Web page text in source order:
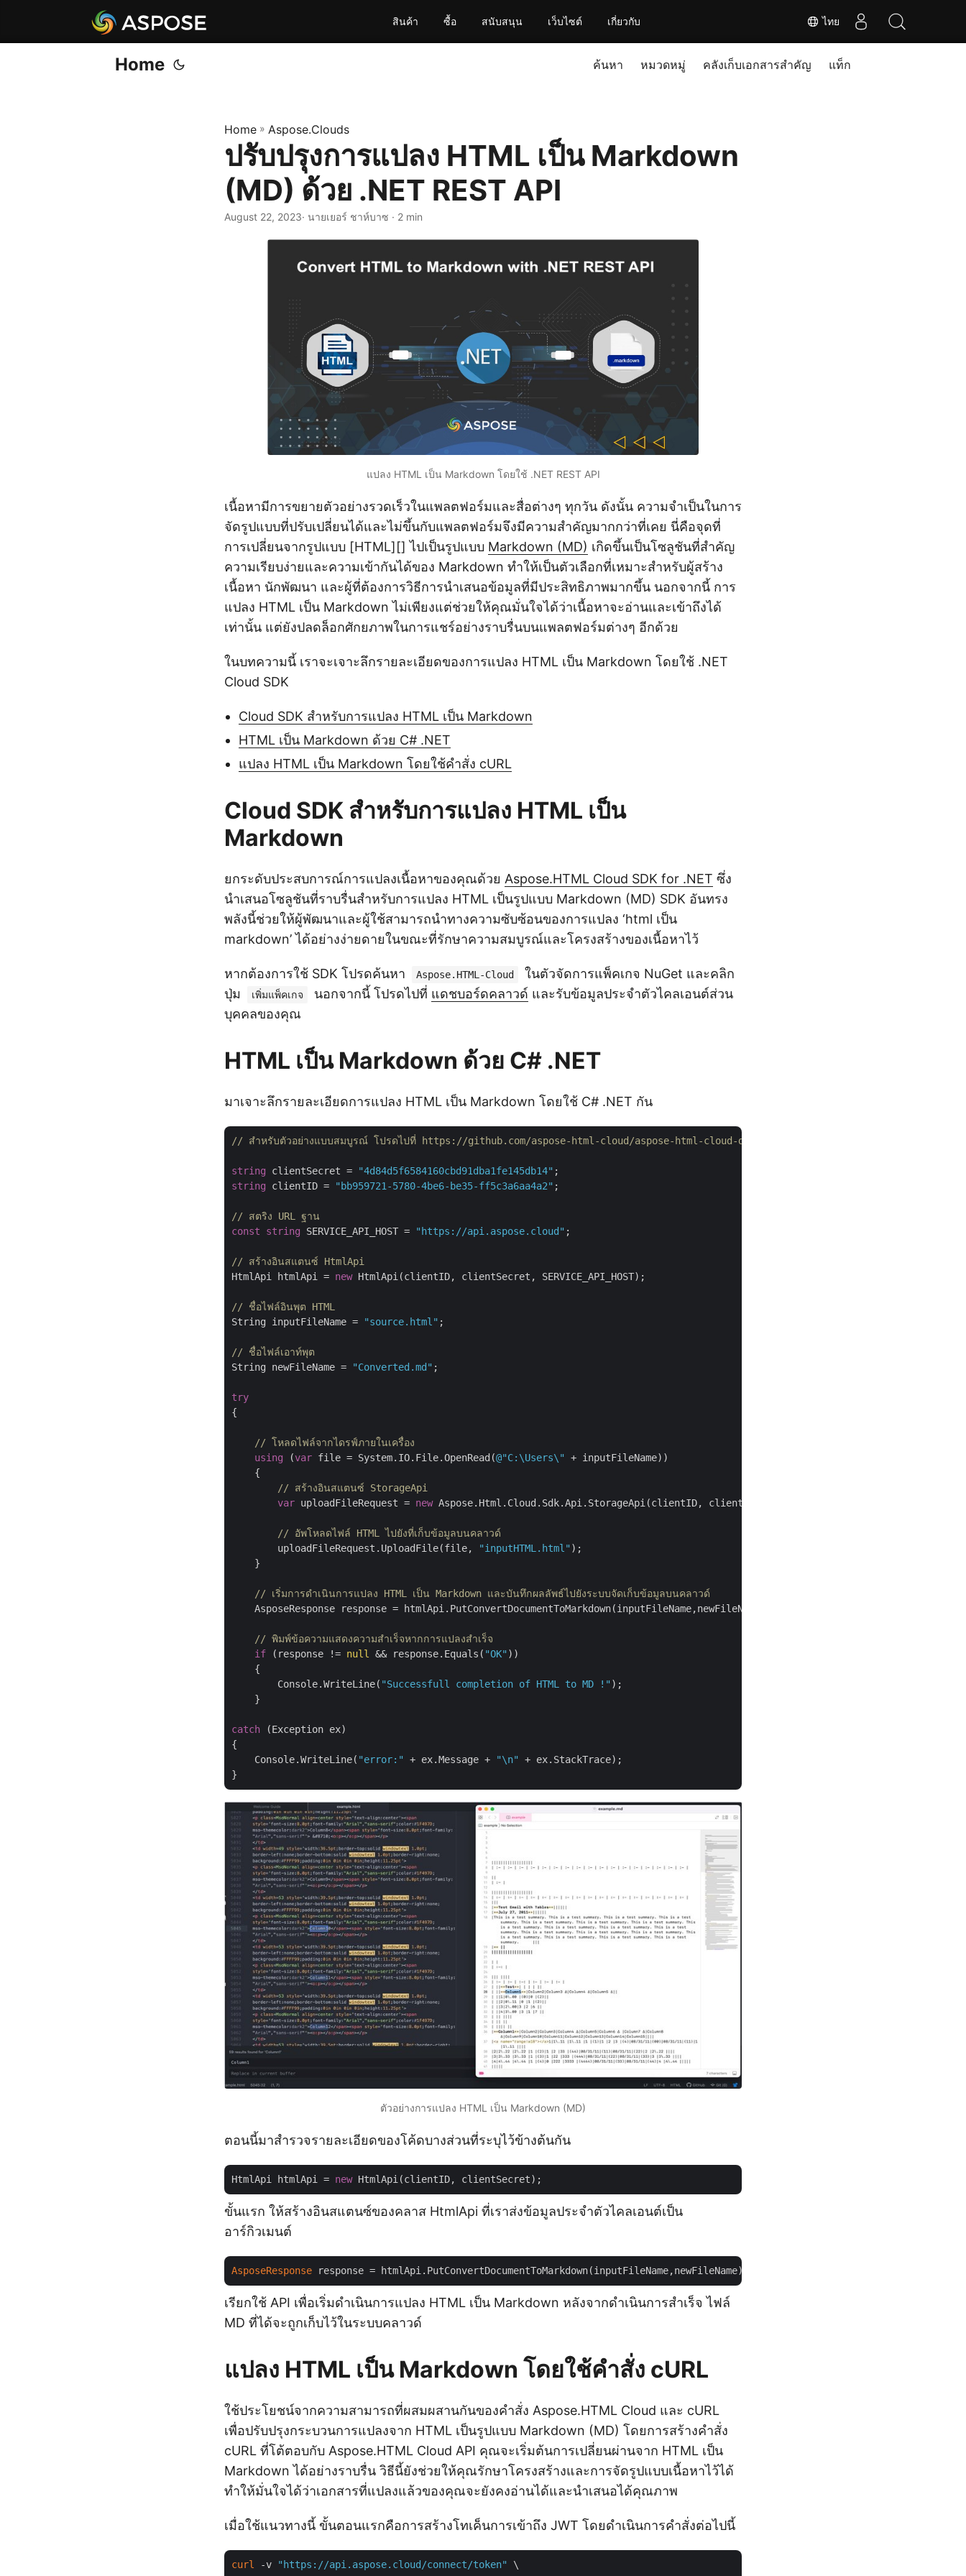
ไทย
สินค้า ซื้อ สนับสนุน เว็บไซต์ เกี่ยวกับ
Home ค้นหา หมวดหมู่ คลังเก็บเอกสารสำคัญ แท็ก
Home » Aspose.Clouds
ปรับปรุงการแปลง HTML เป็น Markdown
(MD) ด้วย .NET REST API
August 22, 2023· นายเยอร์ ชาห์บาซ · 2 min
แปลง HTML เป็น Markdown โดยใช้ .NET REST API
เนื้อหามีการขยายตัวอย่างรวดเร็วในแพลตฟอร์มและสื่อต่างๆ ทุกวัน ดังนั้น ความจำเป็นในการ
จัดรูปแบบที่ปรับเปลี่ยนได้และไม่ขึ้นกับแพลตฟอร์มจึงมีความสำคัญมากกว่าที่เคย นี่คือจุดที่
การเปลี่ยนจากรูปแบบ [HTML][] ไปเป็นรูปแบบ Markdown (MD) เกิดขึ้นเป็นโซลูชันที่สำคัญ
ความเรียบง่ายและความเข้ากันได้ของ Markdown ทำให้เป็นตัวเลือกที่เหมาะสำหรับผู้สร้าง
เนื้อหา นักพัฒนา และผู้ที่ต้องการวิธีการนำเสนอข้อมูลที่มีประสิทธิภาพมากขึ้น นอกจากนี้ การ
แปลง HTML เป็น Markdown ไม่เพียงแต่ช่วยให้คุณมั่นใจได้ว่าเนื้อหาจะอ่านและเข้าถึงได้
เท่านั้น แต่ยังปลดล็อกศักยภาพในการแชร์อย่างราบรื่นบนแพลตฟอร์มต่างๆ อีกด้วย
ในบทความนี้ เราจะเจาะลึกรายละเอียดของการแปลง HTML เป็น Markdown โดยใช้ .NET
Cloud SDK
Cloud SDK สำหรับการแปลง HTML เป็น Markdown
HTML เป็น Markdown ด้วย C# .NET
แปลง HTML เป็น Markdown โดยใช้คำสั่ง cURL
Cloud SDK สำหรับการแปลง HTML เป็น
Markdown
ยกระดับประสบการณ์การแปลงเนื้อหาของคุณด้วย Aspose.HTML Cloud SDK for .NET ซึ่ง
นำเสนอโซลูชันที่ราบรื่นสำหรับการแปลง HTML เป็นรูปแบบ Markdown (MD) SDK อันทรง
พลังนี้ช่วยให้ผู้พัฒนาและผู้ใช้สามารถนำทางความซับซ้อนของการแปลง ‘html เป็น
markdown’ ได้อย่างง่ายดายในขณะที่รักษาความสมบูรณ์และโครงสร้างของเนื้อหาไว้
หากต้องการใช้ SDK โปรดค้นหา Aspose.HTML-Cloud
ในตัวจัดการแพ็คเกจ NuGet และคลิก
ปุ่ม
เพิ่มแพ็คเกจ นอกจากนี้ โปรดไปที่ แดชบอร์ดคลาวด์ และรับข้อมูลประจำตัวไคลเอนต์ส่วน
บุคคลของคุณ
HTML เป็น Markdown ด้วย C# .NET
มาเจาะลึกรายละเอียดการแปลง HTML เป็น Markdown โดยใช้ C# .NET กัน
// สำหรับตัวอย่างแบบสมบูรณ์ โปรดไปที่ https://github.com/aspose-html-cloud/aspose-html-cloud-dotnet
string clientSecret = "4d84d5f6584160cbd91dba1fe145db14"
string clientID = "bb959721-5780-4be6-be35-ff5c3a6aa4a2" ;
// สตริง URL ฐาน
const
string SERVICE_API_HOST = "https://api.aspose.cloud" ;
// สร้างอินสแตนซ์ HtmlApi
HtmlApi htmlApi = new HtmlApi(clientID, clientSecret, SERVICE_API_HOST);
// ชื่อไฟล์อินพุต HTML
String inputFileName =
"source.html" ;
// ชื่อไฟล์เอาท์พุต
String newFileName =
"Converted.md" ;
try
{
// โหลดไฟล์จากไดรฟ์ภายในเครื่อง
using (var file = System.IO.File.OpenRead(@"C:\Users\"
+ inputFileName))
    {
// สร้างอินสแตนซ์ StorageApi
var uploadFileRequest = new Aspose.Html.Cloud.Sdk.Api.StorageApi(clientID, clientSecret, SERVICE_API_HOST);
// อัพโหลดไฟล์ HTML ไปยังที่เก็บข้อมูลบนคลาวด์
        uploadFileRequest.UploadFile(file,
"inputHTML.html" );
    }
// เริ่มการดำเนินการแปลง HTML เป็น Markdown และบันทึกผลลัพธ์ไปยังระบบจัดเก็บข้อมูลบนคลาวด์
    AsposeResponse response = htmlApi.PutConvertDocumentToMarkdown(inputFileName,newFileName);
// พิมพ์ข้อความแสดงความสำเร็จหากการแปลงสำเร็จ
if (response != null && response.Equals( "OK" ))
    {
        Console.WriteLine(
"Successfull completion of HTML to MD !" );
    }
catch (Exception ex)
{
    Console.WriteLine(
"error:" + ex.Message + "\n"
+ ex.StackTrace);
ตัวอย่างการแปลง HTML เป็น Markdown (MD)
ตอนนี้มาสำรวจรายละเอียดของโค้ดบางส่วนที่ระบุไว้ข้างต้นกัน
HtmlApi htmlApi = new
ขั้นแรก ให้สร้างอินสแตนซ์ของคลาส HtmlApi ที่เราส่งข้อมูลประจำตัวไคลเอนต์เป็น
อาร์กิวเมนต์
AsposeResponse
เรียกใช้ API เพื่อเริ่มดำเนินการแปลง HTML เป็น Markdown หลังจากดำเนินการสำเร็จ ไฟล์
MD ที่ได้จะถูกเก็บไว้ในระบบคลาวด์
แปลง HTML เป็น Markdown โดยใช้คำสั่ง cURL
ใช้ประโยชน์จากความสามารถที่ผสมผสานกันของคำสั่ง Aspose.HTML Cloud และ cURL
เพื่อปรับปรุงกระบวนการแปลงจาก HTML เป็นรูปแบบ Markdown (MD) โดยการสร้างคำสั่ง
cURL ที่โต้ตอบกับ Aspose.HTML Cloud API คุณจะเริ่มต้นการเปลี่ยนผ่านจาก HTML เป็น
Markdown ได้อย่างราบรื่น วิธีนี้ยังช่วยให้คุณรักษาโครงสร้างและการจัดรูปแบบเนื้อหาไว้ได้
ทำให้มั่นใจได้ว่าเอกสารที่แปลงแล้วของคุณจะยังคงอ่านได้และนำเสนอได้คุณภาพ
เมื่อใช้แนวทางนี้ ขั้นตอนแรกคือการสร้างโทเค็นการเข้าถึง JWT โดยดำเนินการคำสั่งต่อไปนี้
curl -v "https://api.aspose.cloud/connect/token"
\